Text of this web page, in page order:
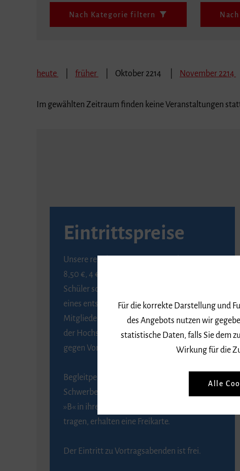
Nach Kategorie filtern
heute früher Oktober 2214 November 2214
Im gewählten Zeitraum finden keine Veranstaltungen
Eintrittspreise
Unsere regulären Eintrittspreise betragen
8,50 €, 4 € ermäßigt für Schülerinnen und
Schüler sowie Studierende gegen Vorlage
eines entsprechenden Nachweises, 6 € für
Mitglieder der Gesellschaft zur Förderung
der Hochschule für Musik Freiburg e. V.
gegen Vorlage des Mitgliedsausweises.
Begleitpersonen von Menschen mit
Schwerbehinderung, die das Merkzeichen
»B« in ihrem Schwerbehindertenausweis
tragen, erhalten eine Freikarte.
Der Eintritt zu Vortragsabenden ist frei.
Für die korrekte Darstellung und
des Angebots nutzen wir
statistische Daten, falls Sie dem
Wirkung für die
Alle